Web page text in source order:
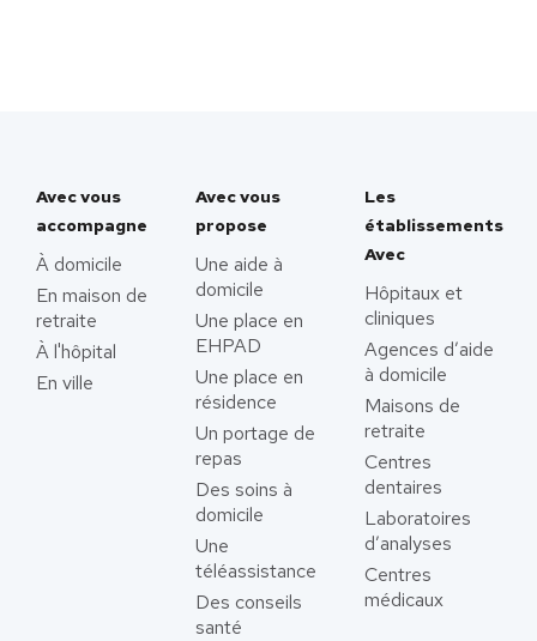
Avec vous
accompagne
À domicile
En maison de
retraite
À l'hôpital
En ville
Avec vous
propose
Une aide à
domicile
Une place en
EHPAD
Une place en
résidence
Un portage de
repas
Des soins à
domicile
Une
téléassistance
Des conseils
santé
Les
établissements
Avec
Hôpitaux et
cliniques
Agences d’aide
à domicile
Maisons de
retraite
Centres
dentaires
Laboratoires
d’analyses
Centres
médicaux